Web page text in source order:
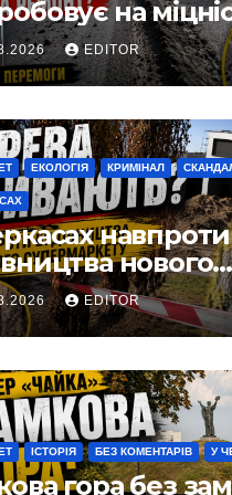
на
людей, а й
EDITOR
ЕКОЛОГІЯ КРИМІНАЛ
навпроти
нового
Перемоги
І це навряд
назвати
EDITOR
ІСТОРІЯ БЕЗ КОМЕНТАРІВ У
гора без